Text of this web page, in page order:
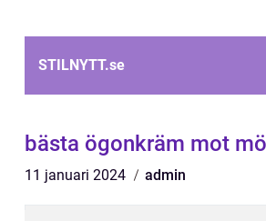
STILNYTT.se
bästa ögonkräm mot
11 januari 2024 admin